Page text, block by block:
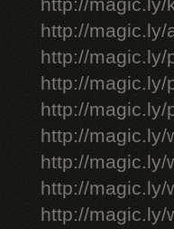
http://magic.ly/
http://magic.ly/
http://magic.ly/
http://magic.ly/
http://magic.ly/
http://magic.ly/
http://magic.ly/
http://magic.ly/
http://magic.ly/